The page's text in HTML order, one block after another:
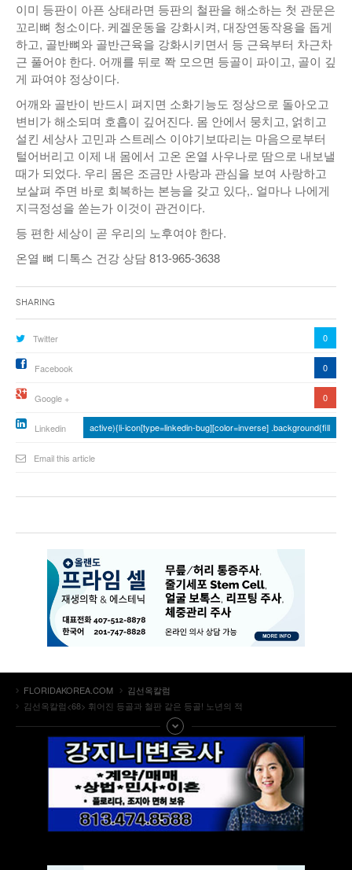
이미 등판이 아픈 상태라면 등판의 철판을 해소하는 첫 관문은
꼬리뼈 청소이다. 케겔운동을 강화시켜, 대장연동작용을 돕게
하고, 골반뼈와 골반근육을 강화시키면서 등 근육부터 차근차
근 풀어야 한다. 어깨를 뒤로 쫙 모으면 등골이 파이고, 골이 깊
게 파여야 정상이다.
어깨와 골반이 반드시 펴지면 소화기능도 정상으로 돌아오고
변비가 해소되며 호흡이 깊어진다. 몸 안에서 뭉치고, 얽히고
설킨 세상사 고민과 스트레스 이야기보따리는 마음으로부터
털어버리고 이제 내 몸에서 고온 온열 사우나로 땀으로 내보낼
때가 되었다. 우리 몸은 조금만 사랑과 관심을 보여 사랑하고
보살펴 주면 바로 회복하는 본능을 갖고 있다,. 얼마나 나에게
지극정성을 쏟는가 이것이 관건이다.
등 편한 세상이 곧 우리의 노후여야 한다.
온열 뼈 디톡스 건강 상담 813-965-3638
Sharing
Twitter 0
Facebook 0
Google + 0
Linkedin active){li-icon[type=linkedin-bug][color=inverse] .background{fill
Email this article
FLORIDAKOREA.COM
김선옥칼럼
김선옥칼럼<68> 휘어진 등골과 철판 같은 등골! 노년의 적